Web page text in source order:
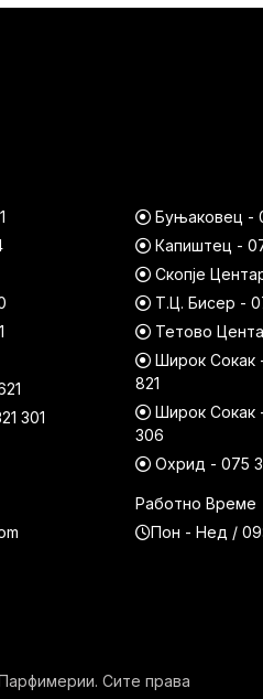
301
Буњаковец -
Капиштец -
Скопје
Т.Ц. Бисер -
Тетово
Широк Сокак
821
Широк Сокак -
306
Охрид - 075
Работно Време
Пон - Нед /
Сите права